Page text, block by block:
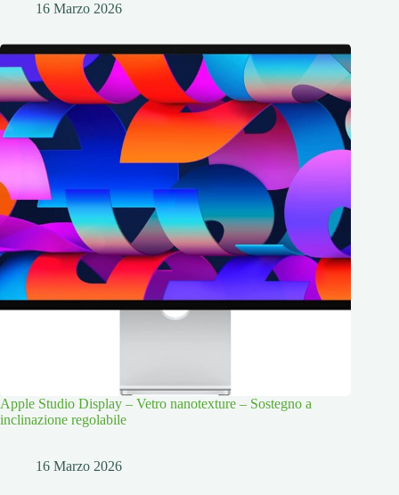
16 Marzo 2026
Apple Studio Display – Vetro nanotexture – Sostegno a
inclinazione regolabile
16 Marzo 2026